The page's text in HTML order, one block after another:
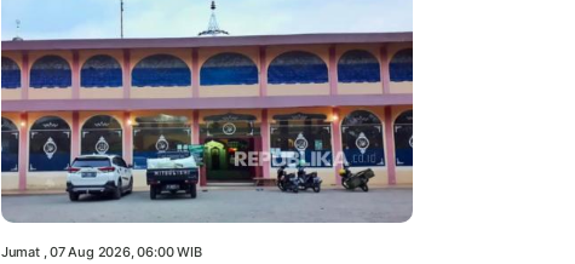
Jumat , 07 Aug 2026, 06:00 WIB